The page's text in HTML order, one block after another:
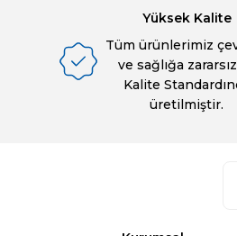
Yüksek Kalite
Tüm ürünlerimiz
ve sağlığa zararsız
Kalite
üretilmiştir.